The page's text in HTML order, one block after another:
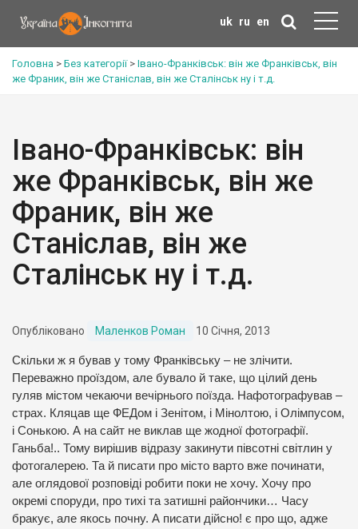
uk ru en
Головна > Без категорії> Івано-Франківськ: він же Франківськ, він
же Франик, він же Станіслав, він же Сталінськ ну і т.д.
Івано-Франківськ: він
же Франківськ, він же
Франик, він же
Станіслав, він же
Сталінськ ну і т.д.
Опубліковано Маленков Роман 10 Січня, 2013
Скільки ж я бував у тому Франківську – не злічити.
Переважно проїздом, але бувало й таке, що цілий день
гуляв містом чекаючи вечірнього поїзда. Нафотографував –
страх. Кляцав ще ФЕДом і Зенітом, і Мінолтою, і Олімпусом,
і Сонькою. А на сайт не виклав ще жодної фотографії.
Ганьба!.. Тому вирішив відразу закинути півсотні світлин у
фотогалерею. Та й писати про місто варто вже починати,
але оглядової розповіді робити поки не хочу. Хочу про
окремі споруди, про тихі та затишні райончики… Часу
бракує, але якось почну. А писати дійсно! є про що, адже